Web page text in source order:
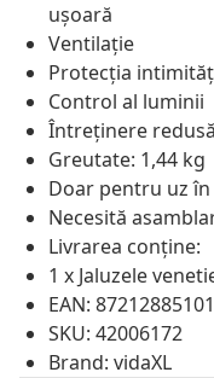
ușoară
Ventilație
Protecția
Control al luminii
Întreținere redusă
Greutate: 1,44 kg
Doar pentru uz
Necesită
Livrarea conține:
1 x Jaluzele
EAN:
SKU: 42006172
Brand: vidaXL